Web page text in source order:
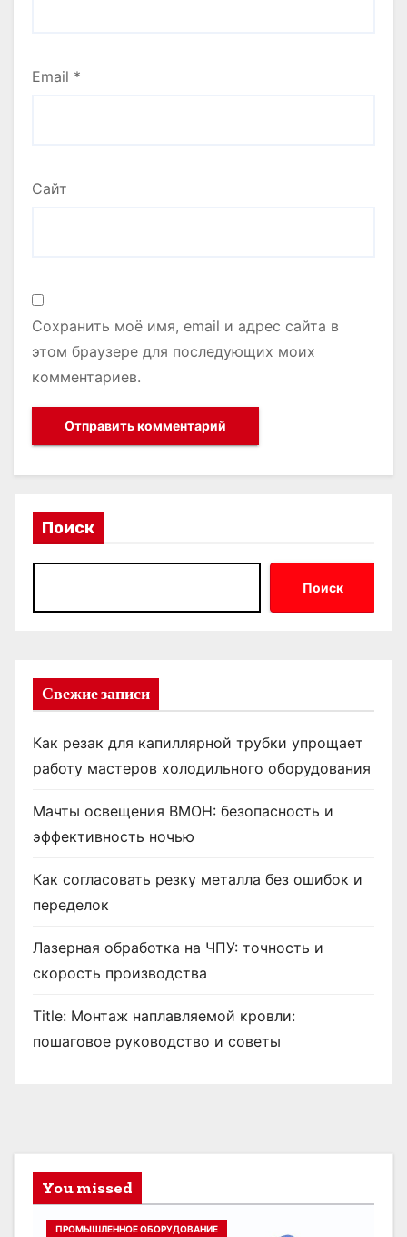
Email *
Сайт
Сохранить моё имя, email и адрес сайта в
этом браузере для последующих моих
комментариев.
Поиск
Поиск
Свежие записи
Как резак для капиллярной трубки упрощает
работу мастеров холодильного оборудования
Мачты освещения ВМОН: безопасность и
эффективность ночью
Как согласовать резку металла без ошибок и
переделок
Лазерная обработка на ЧПУ: точность и
скорость производства
Title: Монтаж наплавляемой кровли:
пошаговое руководство и советы
You missed
ПРОМЫШЛЕННОЕ ОБОРУДОВАНИЕ